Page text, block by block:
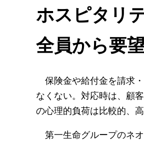
ホスピタリ
全員から要
保険金や給付金を請求
なくない。対応時は、顧
の心理的負荷は比較的、高
第一生命グループのネ